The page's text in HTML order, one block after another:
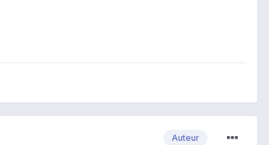
Auteur